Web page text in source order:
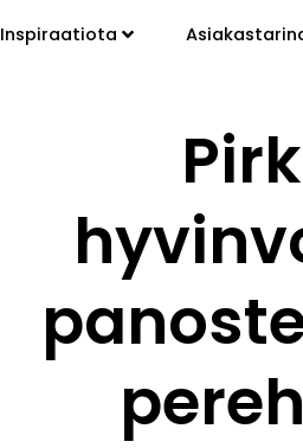
Inspiraatiota